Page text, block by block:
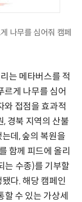
나무를 심어줘 캠페
는 메타버스를 적
르게 나무를 심어
와 접점을 효과적
, 경북 지역의 산불
데, 숲의 복원을
함께 피드에 올리
는 수종)를 기부할
다. 해당 캠페인
수 있는 가상세